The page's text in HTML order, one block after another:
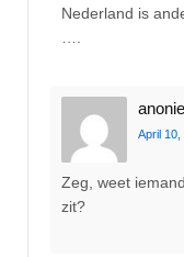
Nederland is
….
April 10,
Zeg, weet
zit?